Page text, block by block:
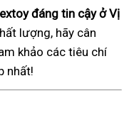
đáng tin cậy ở Vị
lượng, hãy cân
khảo các tiêu chí
nhất!